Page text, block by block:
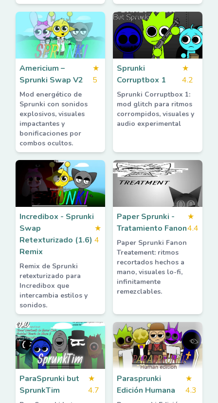
Americium –
Sprunki Swap V2
★
5
Mod energético de
Sprunki con sonidos
explosivos, visuales
impactantes y
bonificaciones por
combos ocultos.
Sprunki
Corruptbox 1
★
4.2
Sprunki Corruptbox 1:
mod glitch para ritmos
corrompidos, visuales y
audio experimental
Incredibox - Sprunki
Swap
Retexturizado (1.6)
Remix
★
4
Remix de Sprunki
retexturizado para
Incredibox que
intercambia estilos y
sonidos.
Paper Sprunki -
Tratamiento Fanon
★
4.4
Paper Sprunki Fanon
Treatement: ritmos
recortados hechos a
mano, visuales lo-fi,
infinitamente
remezclables.
ParaSprunki but
SprunkTim
★
4.7
Parasprunki
Edición Humana
★
4.3